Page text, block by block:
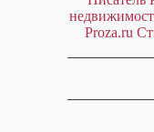
Proza.ru